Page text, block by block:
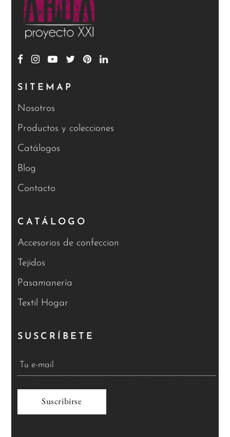
SITEMAP
Nosotros
Productos y colecciones
Catálogos
Blog
Contacto
CATÁLOGO
Accesorios de confeccion
Tejidos
Pasamanería
Textil Hogar
SUSCRÍBETE